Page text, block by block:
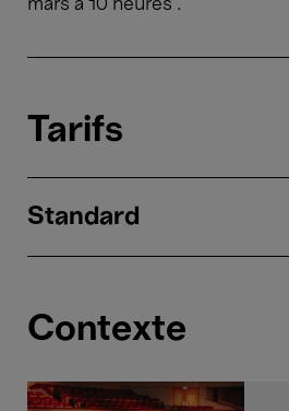
mars à 10 heures .
Tarifs
Standard
Contexte